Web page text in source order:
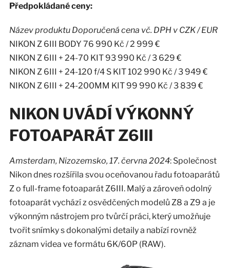
Předpokládané ceny:
Název produktu Doporučená cena vč. DPH v CZK / EUR
NIKON Z 6III BODY 76 990 Kč / 2 999 €
NIKON Z 6III + 24-70 KIT 93 990 Kč / 3 629 €
NIKON Z 6III + 24-120 f/4 S KIT 102 990 Kč / 3 949 €
NIKON Z 6III + 24-200MM KIT 99 990 Kč / 3 839 €
NIKON UVÁDÍ VÝKONNÝ
FOTOAPARÁT Z6III
Amsterdam, Nizozemsko, 17. června 2024: Společnost
Nikon dnes rozšířila svou oceňovanou řadu fotoaparátů
Z o full-frame fotoaparát Z6III. Malý a zároveň odolný
fotoaparát vychází z osvědčených modelů Z8 a Z9 a je
výkonným nástrojem pro tvůrčí práci, který umožňuje
tvořit snímky s dokonalými detaily a nabízí rovněž
záznam videa ve formátu 6K/60P (RAW).